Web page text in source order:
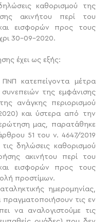
καθορισμού της
ακινήτου περί του
εισφορών προς τους
30-09-2020.
έχει ως εξής:
κατεπείγοντα μέτρα
της εμφάνισης
ανάγκης περιορισμού
και ύστερα από την
μας, παρατάθηκε
51 του ν. 4647/2019
δηλώσεις καθορισμού
ακινήτου περί του
εισφορών προς τους
προστίμων.
ημερομηνίας,
πραγματοποιήσουν τις εν
να αναλογιστούμε τις